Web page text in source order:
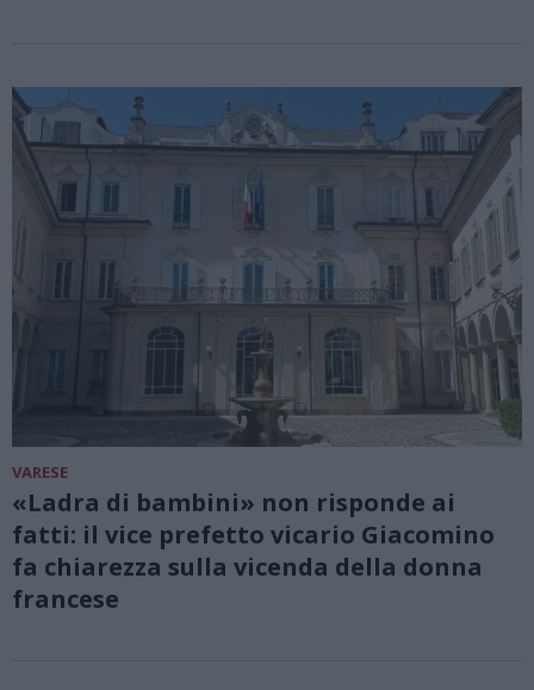
VARESE
«Ladra di bambini» non risponde ai
fatti: il vice prefetto vicario Giacomino
fa chiarezza sulla vicenda della donna
francese